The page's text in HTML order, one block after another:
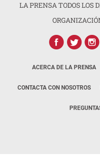
LA PRENSA TODOS LOS
ACERCA DE LA PRENSA
CONTACTA CON NOSOTROS